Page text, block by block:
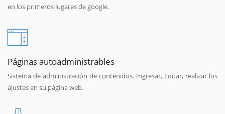
en los primeros lugares de google.
Páginas autoadministrables
Sistema de administración de contenidos. Ingresar, Editar, realizar los
ajustes en su página web.